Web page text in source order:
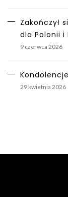
Zakończył
dla Polonii i
9 czerwca 2026
Kondolencje
29 kwietnia 2026